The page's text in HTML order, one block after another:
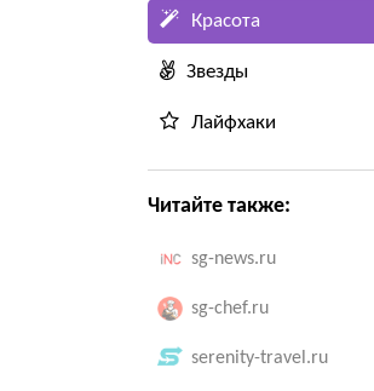
Красота
Звезды
Лайфхаки
Читайте также:
sg-news.ru
sg-chef.ru
serenity-travel.ru